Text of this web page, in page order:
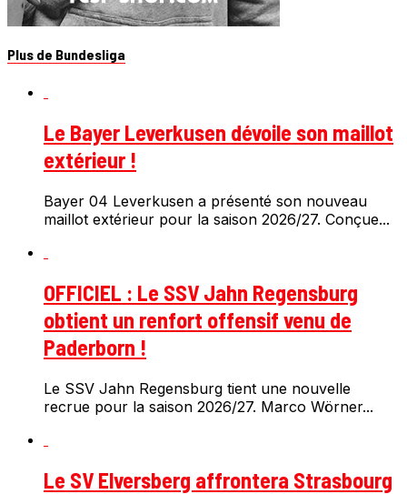
Plus de Bundesliga
Le Bayer Leverkusen dévoile son maillot
extérieur !
Bayer 04 Leverkusen a présenté son nouveau
maillot extérieur pour la saison 2026/27. Conçue...
OFFICIEL : Le SSV Jahn Regensburg
obtient un renfort offensif venu de
Paderborn !
Le SSV Jahn Regensburg tient une nouvelle
recrue pour la saison 2026/27. Marco Wörner...
Le SV Elversberg affrontera Strasbourg